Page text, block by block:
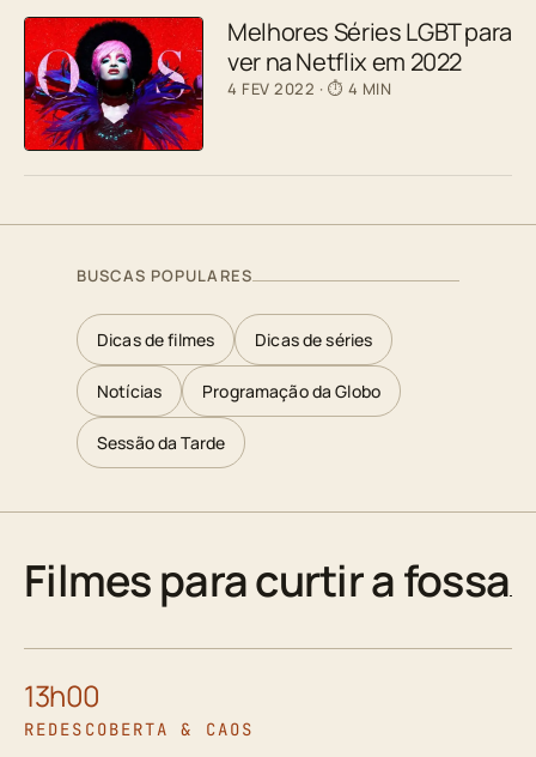
Melhores Séries LGBT para
ver na Netflix em 2022
4 FEV 2022 · ⏱ 4 MIN
BUSCAS POPULARES
Dicas de filmes Dicas de séries
Notícias Programação da Globo
Sessão da Tarde
Filmes para curtir a fossa
13h00
REDESCOBERTA & CAOS